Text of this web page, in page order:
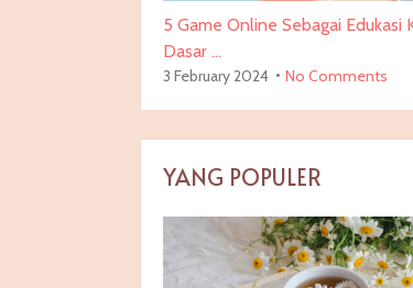
5 Game Online Sebagai Edukasi
Dasar …
3 February 2024 No Comments
YANG POPULER